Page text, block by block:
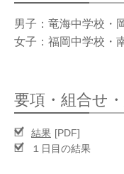
PAST RECORD
男子：竜海中学校・
女子：福岡中学校・
要項・組合せ
結果
１日目の結果